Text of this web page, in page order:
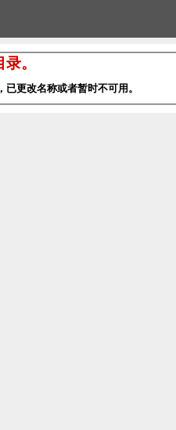
。
更改名称或者暂时不可用。